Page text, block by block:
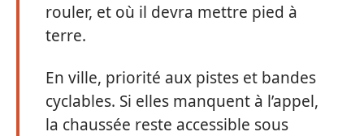
rouler, et où il devra mettre pied à
terre.
En ville, priorité aux pistes et bandes
cyclables. Si elles manquent à l’appel,
la chaussée reste accessible sous